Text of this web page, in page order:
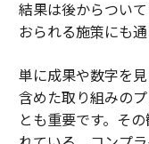
結果は後からつい
おられる施策にも
単に成果や数字を
含めた取り組みの
とも重要です。そ